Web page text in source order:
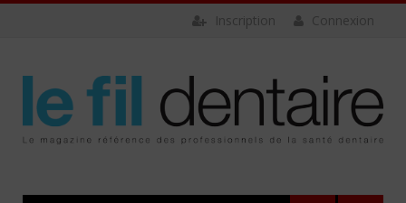
Connexion
Inscription